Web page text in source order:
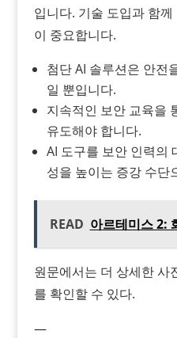
입니다. 기술 도입과 함
이 중요합니다.
첨단 AI 솔루션은 안전
일 뿐입니다.
지속적인 보안 교육을
유도해야 합니다.
AI 도구를 보안 인력의
성을 높이는 증강 수단
READ 아르테미스 2:
원문에서는 더 상세한 사
를 확인할 수 있다.
—